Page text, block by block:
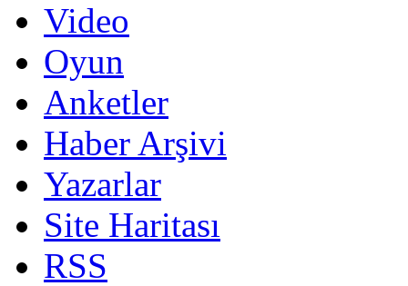
Video
Oyun
Anketler
Haber Arşivi
Yazarlar
Site Haritası
RSS